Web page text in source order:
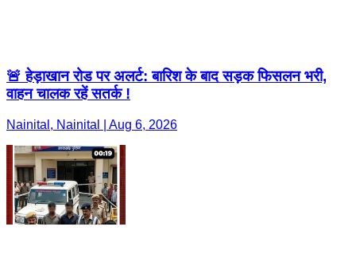
🚨 हेड़ाखान रोड पर अलर्ट: बारिश के बाद सड़क फिसलन भरी,
वाहन चालक रहें सतर्क !
Nainital, Nainital | Aug 6, 2026